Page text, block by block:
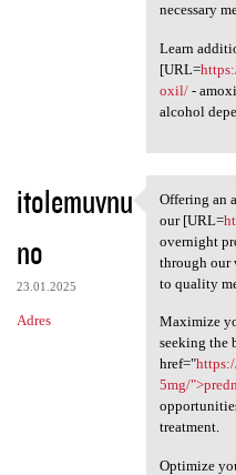
necessary
Learn
[URL=
oxil/-
alcohol
itolemuvnu
no
23.01.2025
Adres
Offering
Offering an
our [URL=
overnight
through our
to quality
Maximize
seeking the
href="
5mg/
treatment.
Optimize